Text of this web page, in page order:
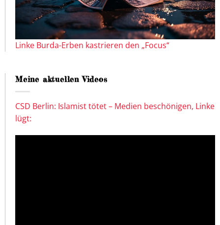
Linke Burda-Erben kastrieren den „Focus“
Meine aktuellen Videos
CSD Berlin: Islamist tötet – Medien beschönigen, Linke
lügt: